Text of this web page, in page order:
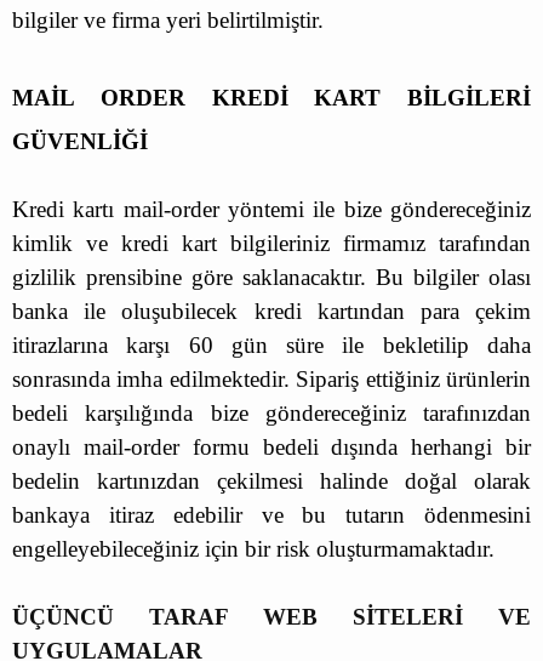
bilgiler ve firma yeri belirtilmiştir.
MAİL ORDER KREDİ KART BİLGİLERİ
GÜVENLİĞİ
Kredi kartı mail-order yöntemi ile bize göndereceğiniz
kimlik ve kredi kart bilgileriniz firmamız tarafından
gizlilik prensibine göre saklanacaktır. Bu bilgiler olası
banka ile oluşubilecek kredi kartından para çekim
itirazlarına karşı 60 gün süre ile bekletilip daha
sonrasında imha edilmektedir. Sipariş ettiğiniz ürünlerin
bedeli karşılığında bize göndereceğiniz tarafınızdan
onaylı mail-order formu bedeli dışında herhangi bir
bedelin kartınızdan çekilmesi halinde doğal olarak
bankaya itiraz edebilir ve bu tutarın ödenmesini
engelleyebileceğiniz için bir risk oluşturmamaktadır.
ÜÇÜNCÜ TARAF WEB SİTELERİ VE
UYGULAMALAR